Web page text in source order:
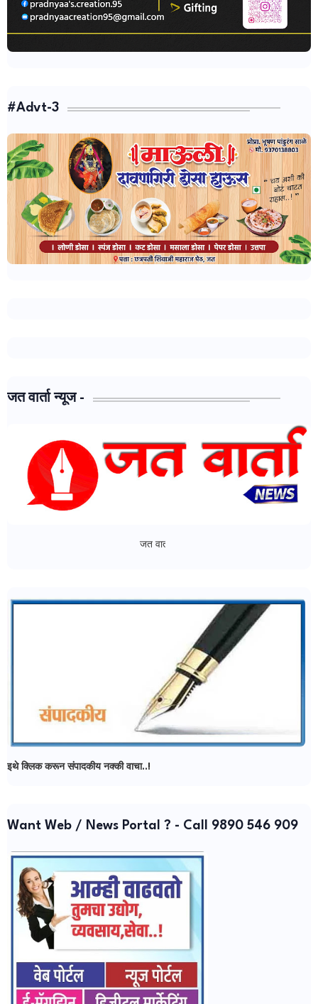
#Advt-3
जत वार्ता न्यूज -
जत वार्ता न्यूज - मध्ये आपल्या सर्वांचे स्वागत..!
इथे क्लिक करून संपादकीय नक्की वाचा..!
Want Web / News Portal ? - Call 9890 546 909